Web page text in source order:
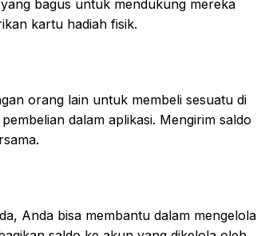
bagus untuk mendukung mereka
kartu hadiah fisik.
orang lain untuk membeli sesuatu di
dalam aplikasi. Mengirim saldo
Anda bisa membantu dalam mengelola